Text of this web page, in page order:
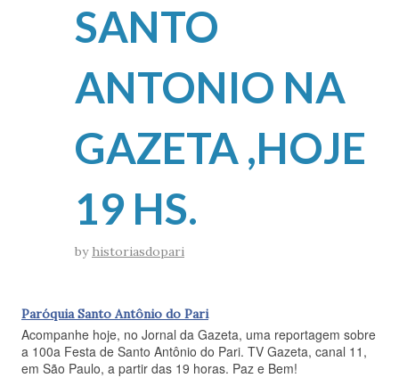
SANTO
ANTONIO NA
GAZETA ,HOJE
19 HS.
by historiasdopari
Paróquia Santo Antônio do Pari
Acompanhe hoje, no Jornal da Gazeta, uma reportagem sobre
a 100a Festa de Santo Antônio do Pari. TV Gazeta, canal 11,
em São Paulo, a partir das 19 horas. Paz e Bem!